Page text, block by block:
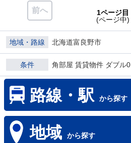
前へ
1ページ目
(ページ中)
地域・路線 北海道富良野市
条件 角部屋 賃貸物件 ダブル0
路線・駅 から探す
地域 から探す